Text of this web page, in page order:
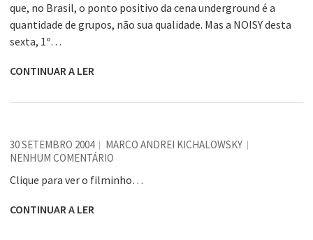
que, no Brasil, o ponto positivo da cena underground é a
quantidade de grupos, não sua qualidade. Mas a NOISY desta
sexta, 1º…
CONTINUAR A LER
30 SETEMBRO 2004
MARCO ANDREI KICHALOWSKY
NENHUM COMENTÁRIO
Clique para ver o filminho…
CONTINUAR A LER